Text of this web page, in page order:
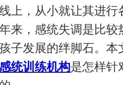
上，从小就让其进行
来，感统失调是比较
子发展的绊脚石。本
统训练机构是怎样针